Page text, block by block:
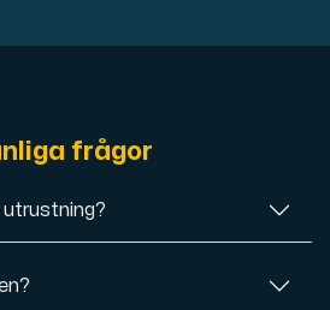
frågor
utrustning?